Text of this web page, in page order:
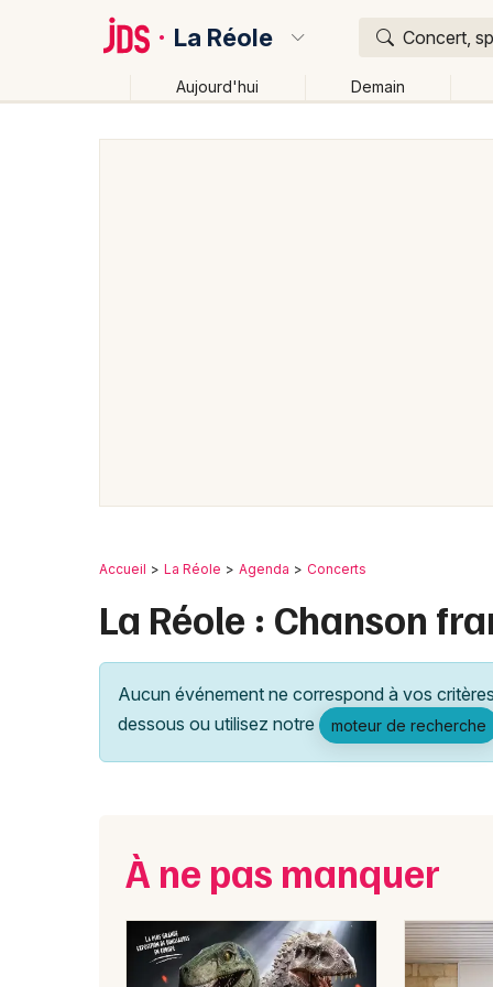
La Réole Concert,
Aujourd'hui Demain
Accueil La Réole Agenda Concerts
La Réole : Chanson
Aucun événement ne correspond à vos
dessous ou utilisez notre
moteur de recherche
À ne pas manquer